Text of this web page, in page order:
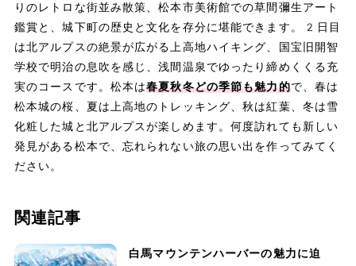
りのレトロな街並み散策、松本市美術館での草間彌生アート
鑑賞と、城下町の歴史と文化を存分に堪能できます。2日目
は北アルプスの絶景が広がる上高地ハイキング、国宝旧開智
学校で明治の息吹を感じ、浅間温泉でゆったり締めくくる充
実のコースです。松本は春夏秋冬どの季節も魅力的で、春は
松本城の桜、夏は上高地のトレッキング、秋は紅葉、冬は雪
化粧した城と北アルプスが楽しめます。何度訪れても新しい
発見がある松本で、忘れられない旅の思い出を作ってみてく
ださい。
関連記事
白馬マウンテンハーバーの魅力に迫